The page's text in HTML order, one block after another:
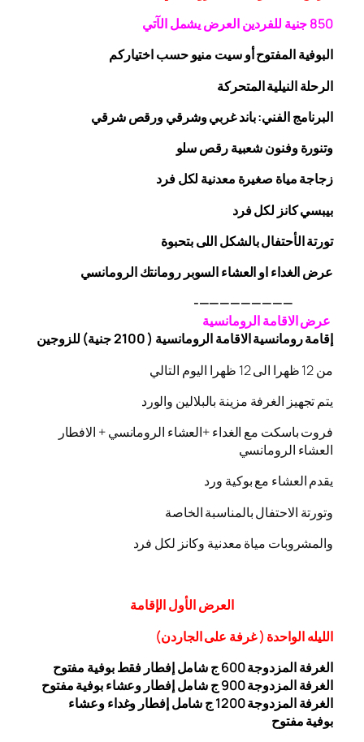
850 جنية للفردينالعرض يشمل الآتي
البوفيةالمفتوحأو سيت منيو حسب اختياركم
الرحلةالنيلية المتحركة
البرنامج الفني: باند غربي وشرقيورقصشرقي
وتنورة وفنون شعبيةرقصسلو
زجاجةمياة صغيرة معدنية لكل فرد
بيبسي كانز لكل فرد
تورتة الأحتفال بالشكل اللى بتحبوة
عرض الغداء او العشاء السوبر رومانتك الرومانسي
—————————-
عرض الاقامة الرومانسية
إقامة رومانسية الاقامة الرومانسية ( 2100 جنية) للزوجين
من 12 ظهرا الى 12 ظهرا اليوم التالي
يتم تجهيز الغرفة مزينة بالبلالين والورد
فروت باسكت مع الغداء +العشاء الرومانسي + الافطار
العشاء الرومانسي
يقدم العشاء مع بوكية ورد
وتورتة الاحتفال بالمناسبة الخاصة
والمشروبات مياة معدنية وكانز لكل فرد
العرضالأولالإقامة
الليله الواحدة ( غرفة على الجاردن)
الغرفة المزدوجة
600 ج شامل إفطار فقط بوفية مفتوح
الغرفة المزدوجة 900 ج شامل إفطار وعشاء بوفية مفتوح
الغرفة المزدوجة 1200 ج شامل إفطار وغداء وعشاء
بوفيةمفتوح